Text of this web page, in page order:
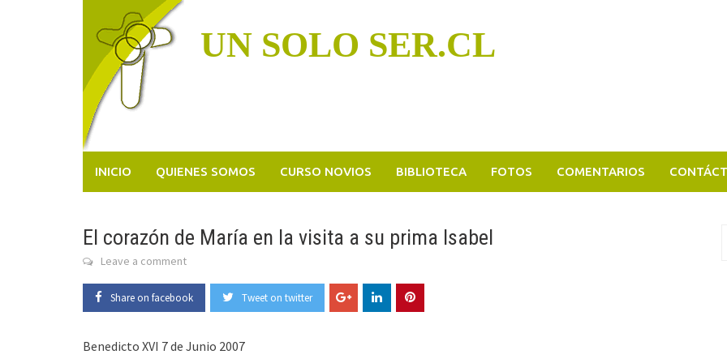
UN SOLO SER.CL
INICIO QUIENES SOMOS CURSO NOVIOS BIBLIOTECA FOTOS COMENTARIOS
El corazón de María en la visita a su prima Isabel
Leave a comment
Share on facebook Tweet on twitter
Benedicto XVI 7 de Junio 2007